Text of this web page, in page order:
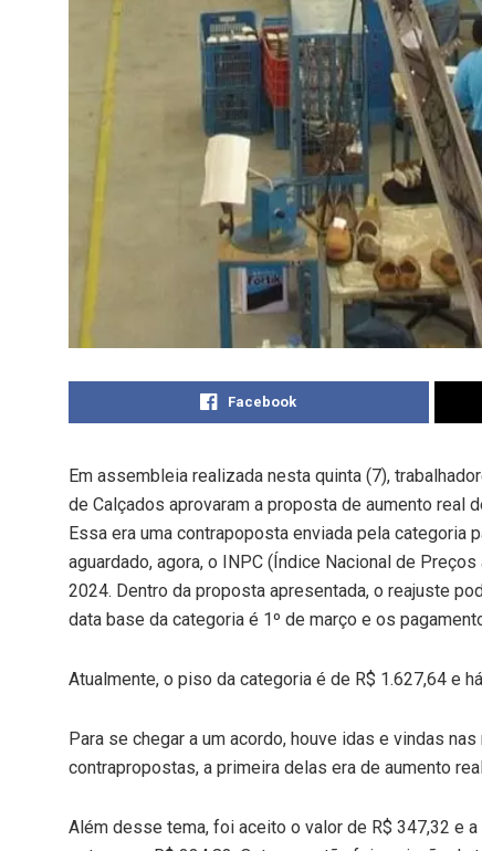
Facebook
Em assembleia realizada nesta quinta (7),
de Calçados aprovaram a proposta de aumento real
Essa era uma contrapoposta enviada pela categoria
aguardado, agora, o INPC (Índice Nacional de
2024. Dentro da proposta apresentada, o reajuste
data base da categoria é 1º de março e os
Atualmente, o piso da categoria é de R$ 1.627,64 e
Para se chegar a um acordo, houve idas e vindas
contrapropostas, a primeira delas era de aumento
Além desse tema, foi aceito o valor de R$ 347,32 e